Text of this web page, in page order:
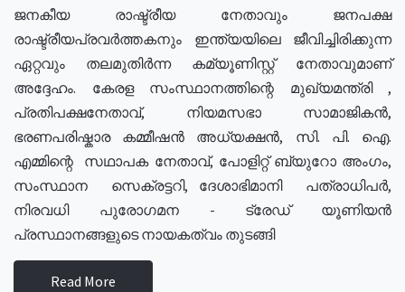
ജനകീയ രാഷ്ട്രീയ നേതാവും ജനപക്ഷ
രാഷ്ട്രീയപ്രവർത്തകനും ഇന്ത്യയിലെ ജീവിച്ചിരിക്കുന്ന
ഏറ്റവും തലമുതിർന്ന കമ്യൂണിസ്റ്റ് നേതാവുമാണ്
അദ്ദേഹം. കേരള സംസ്ഥാനത്തിന്റെ മുഖ്യമന്ത്രി ,
പ്രതിപക്ഷനേതാവ്, നിയമസഭാ സാമാജികൻ,
ഭരണപരിഷ്കാര കമ്മീഷൻ അധ്യക്ഷൻ, സി. പി. ഐ.
എമ്മിന്റെ സഥാപക നേതാവ്, പോളിറ്റ് ബ്യുറോ അംഗം,
സംസ്ഥാന സെക്രട്ടറി, ദേശാഭിമാനി പത്രാധിപർ,
നിരവധി പുരോഗമന - ട്രേഡ് യൂണിയൻ
പ്രസ്ഥാനങ്ങളുടെ നായകത്വം തുടങ്ങി
Read More